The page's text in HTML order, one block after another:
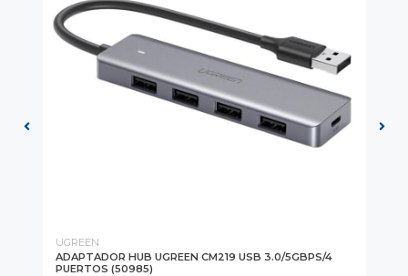
UGREEN
ADAPTADOR HUB UGREEN CM219 USB 3.0/5GBPS/4
PUERTOS (50985)